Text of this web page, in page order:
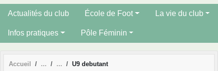
Actualités du club École de Foot La vie du club
Infos pratiques Pôle Féminin
Accueil U9 debutant